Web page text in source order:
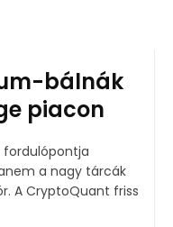
bálnák
piacon
fordulópontja
a nagy tárcák